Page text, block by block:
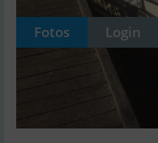
Fotos Login